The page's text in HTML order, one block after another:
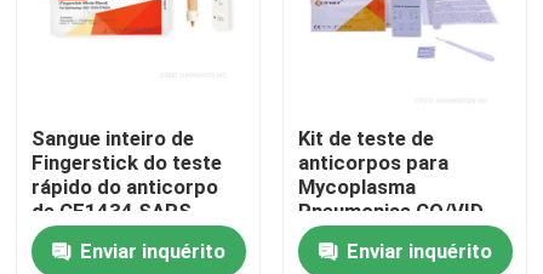
Casa
Produtos
Sangue inteiro de
Fingerstick do teste
rápido do anticorpo
de CE1434 SARS-
CoV-2 S-RBD IgG
Enviar inquérito
Kit de teste de
anticorpos para
Mycoplasma
Pneumoniae CO/VID
19 M.Pneumoniae IgG
Combo Rapid Test
Enviar inquérito